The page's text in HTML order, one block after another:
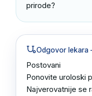
prirode?
Odgovor lekara
Postovani
Ponovite uroloski
Najverovatnije se